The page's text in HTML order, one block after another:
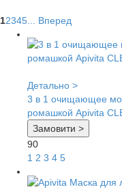
12345 Вперед
Детально >
3 в 1 очищающее
ромашкой Apivita
Замовити >
90
1 2 3 4 5